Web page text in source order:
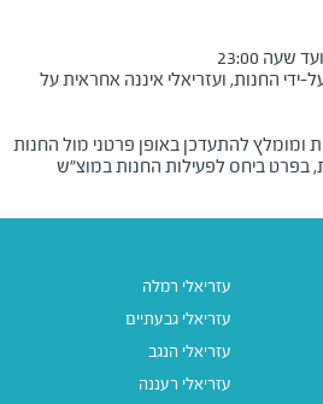
23:00
ידי החנות, ועזריאלי איננה אחראית על
ומומלץ להתעדכן באופן פרטני מול החנות
בפרט ביחס לפעילות החנות במוצ"ש
עזריאלי רמלה
עזריאלי גבעתיים
עזריאלי הנגב
עזריאלי רעננה